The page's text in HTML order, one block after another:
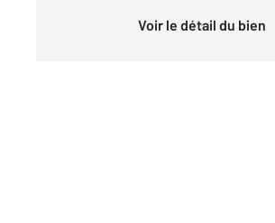
Voir le détail du bien